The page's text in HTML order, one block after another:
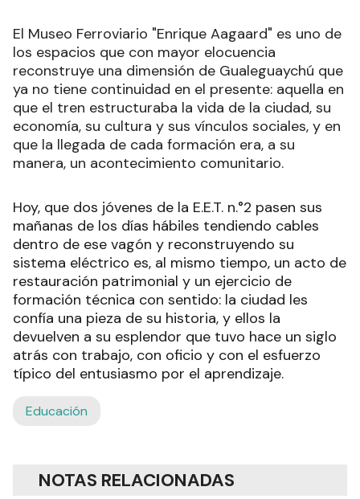
El Museo Ferroviario "Enrique Aagaard" es uno de
los espacios que con mayor elocuencia
reconstruye una dimensión de Gualeguaychú que
ya no tiene continuidad en el presente: aquella en
que el tren estructuraba la vida de la ciudad, su
economía, su cultura y sus vínculos sociales, y en
que la llegada de cada formación era, a su
manera, un acontecimiento comunitario.
Hoy, que dos jóvenes de la E.E.T. n.°2 pasen sus
mañanas de los días hábiles tendiendo cables
dentro de ese vagón y reconstruyendo su
sistema eléctrico es, al mismo tiempo, un acto de
restauración patrimonial y un ejercicio de
formación técnica con sentido: la ciudad les
confía una pieza de su historia, y ellos la
devuelven a su esplendor que tuvo hace un siglo
atrás con trabajo, con oficio y con el esfuerzo
típico del entusiasmo por el aprendizaje.
Educación
NOTAS RELACIONADAS